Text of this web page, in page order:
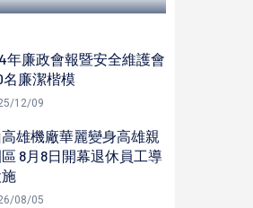
年廉政會報暨安全維護會
名廉潔楷模
12/09
雄機廠華麗變身高雄親
8月8日開幕退休員工導
08/05